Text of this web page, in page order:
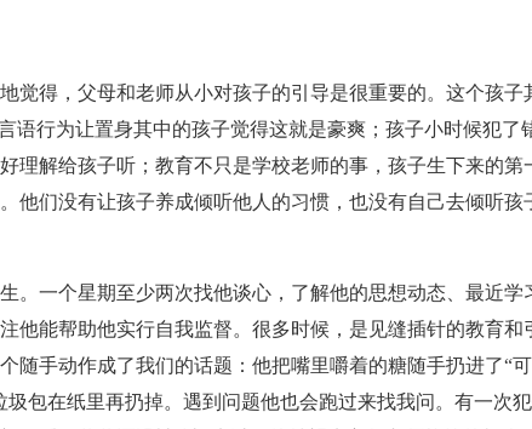
觉得，父母和老师从小对孩子的引导是很重要的。这个孩子
语行为让置身其中的孩子觉得这就是豪爽；孩子小时候犯了
理解给孩子听；教育不只是学校老师的事，孩子生下来的第
他们没有让孩子养成倾听他人的习惯，也没有自己去倾听孩
。一个星期至少两次找他谈心，了解他的思想动态、最近学
他能帮助他实行自我监督。很多时候，是见缝插针的教育和引
随手动作成了我们的话题：他把嘴里嚼着的糖随手扔进了“
包在纸里再扔掉。遇到问题他也会跑过来找我问。有一次犯